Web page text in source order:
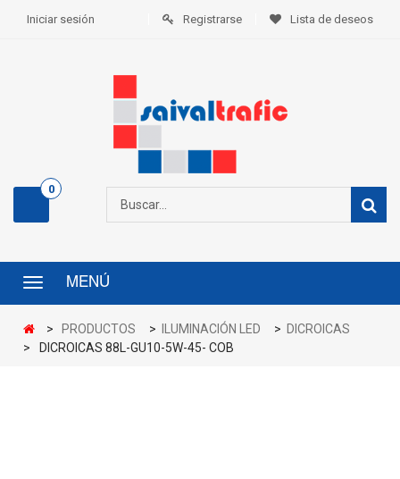
Registrarse Lista de deseos
Iniciar sesión
0
Menú MENÚ
> PRODUCTOS > ILUMINACIÓN LED > DICROICAS
>
DICROICAS 88L-GU10-5W-45- COB